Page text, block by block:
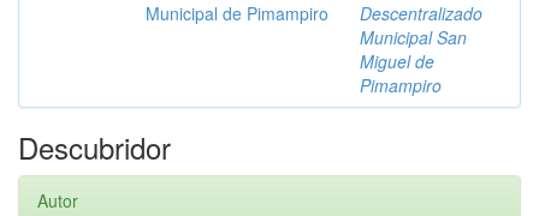
Municipal de Pimampiro
Descentralizado
Municipal San
Miguel de
Pimampiro
Descubridor
Autor